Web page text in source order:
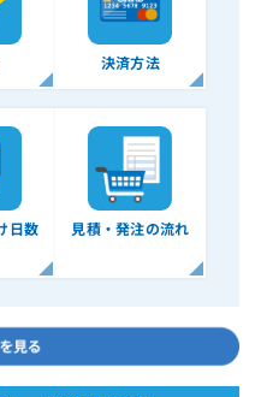
決済方法
日数 見積・発注の流れ